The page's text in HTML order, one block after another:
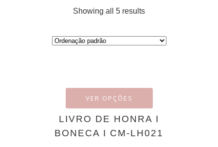
Showing all 5 results
VER OPÇÕES
LIVRO DE HONRA I
BONECA I CM-LH021